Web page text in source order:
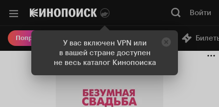
У вас включен VPN или
в вашей стране доступен
не весь каталог Кинопоиска
Войти
Попробовать Плюс Онлайн-кинотеатр